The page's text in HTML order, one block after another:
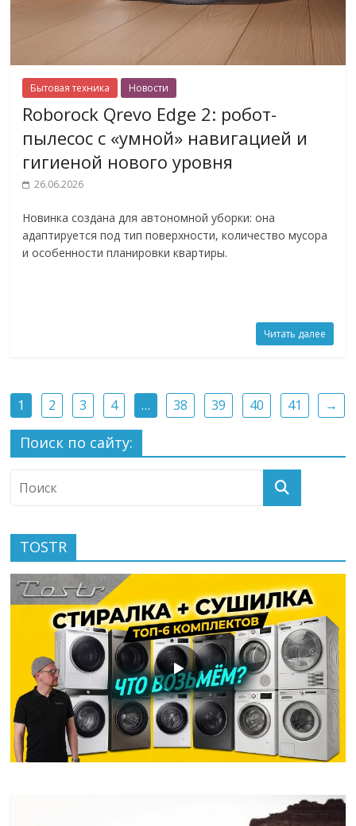
Бытовая техника Новости
Roborock Qrevo Edge 2: робот-
пылесос с «умной» навигацией и
гигиеной нового уровня
26.06.2026
Новинка создана для автономной уборки: она
адаптируется под тип поверхности, количество мусора
и особенности планировки квартиры.
Читать далее
1 2 3 4 … 38 39 40 41 →
Поиск по сайту:
TOSTR